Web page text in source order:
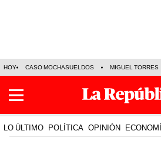
HOY CASO MOCHASUELDOS MIGUEL TORRES
LO ÚLTIMO POLÍTICA OPINIÓN